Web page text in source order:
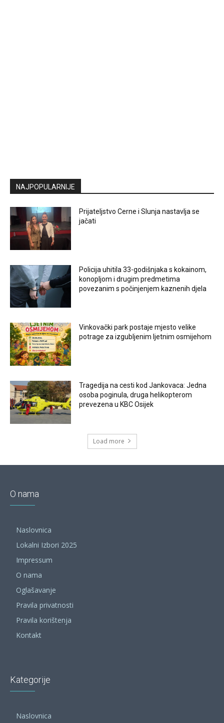
NAJPOPULARNIJE
Prijateljstvo Cerne i Slunja nastavlja se
jačati
Policija uhitila 33-godišnjaka s kokainom,
konopljom i drugim predmetima
povezanim s počinjenjem kaznenih djela
Vinkovački park postaje mjesto velike
potrage za izgubljenim ljetnim osmijehom
Tragedija na cesti kod Jankovaca: Jedna
osoba poginula, druga helikopterom
prevezena u KBC Osijek
Load more
O nama
Naslovnica
Lokalni Izbori 2025
Impressum
O nama
Oglašavanje
Pravila privatnosti
Pravila korištenja
Kontakt
Kategorije
Naslovnica